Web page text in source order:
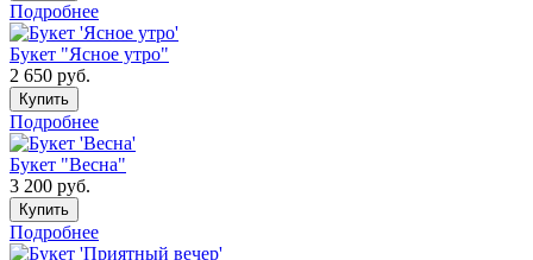
Подробнее
Букет "Ясное утро"
2 650 руб.
Купить
Подробнее
Букет "Весна"
3 200 руб.
Купить
Подробнее